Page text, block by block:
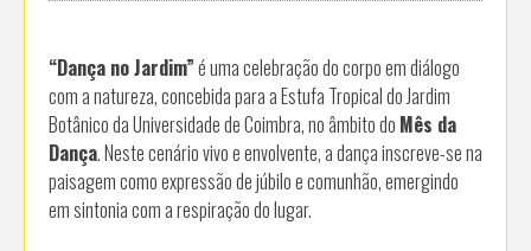
“Dança no Jardim”é uma celebração do corpo em diálogo
com a natureza, concebida para a Estufa Tropical do Jardim
Botânico da Universidade de Coimbra, no âmbito do Mês da
Dança. Neste cenário vivo e envolvente, a dança inscreve-se na
paisagem como expressão de júbilo e comunhão, emergindo
em sintonia com a respiração do lugar.